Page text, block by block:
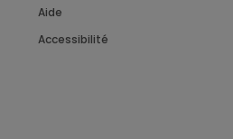
Aide
Accessibilité